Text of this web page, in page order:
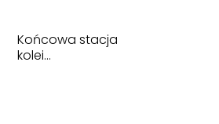
Końcowa stacja
kolei